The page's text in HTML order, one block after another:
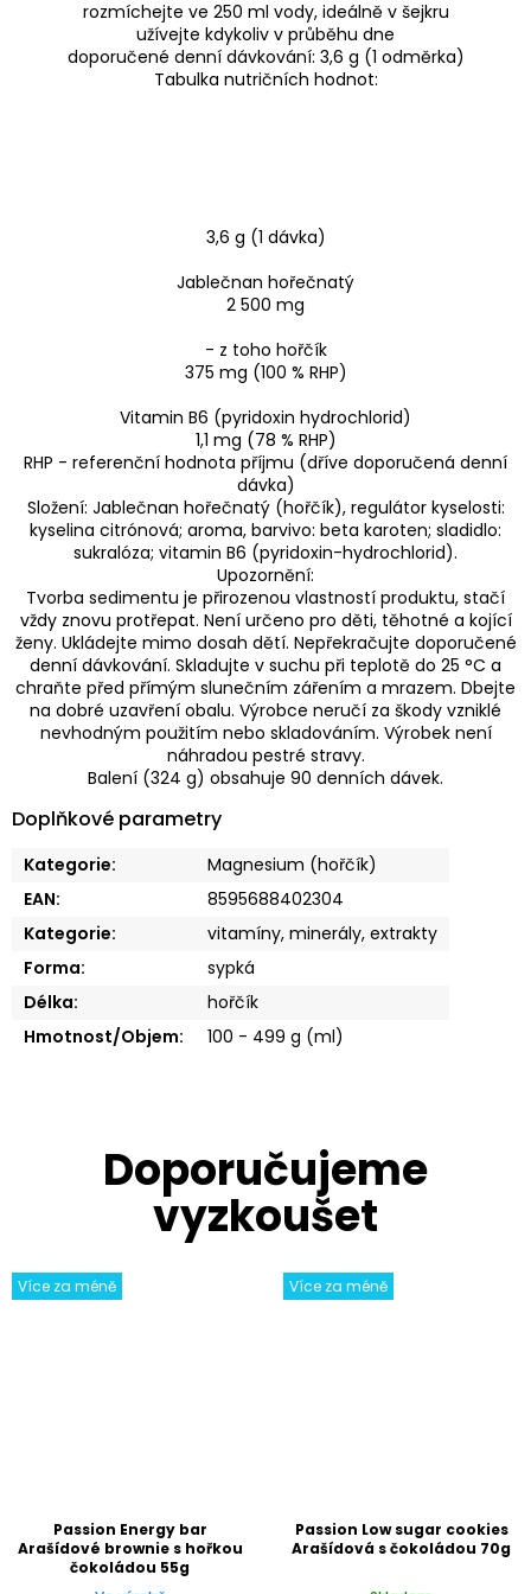
Více za méně
Passion Energy bar
Arašídové brownie s hořkou
čokoládou 55g
Více za méně
Passion Low sugar cookies
Arašídová s čokoládou 70g
rozmíchejte ve 250 ml vody, ideálně v šejkru
užívejte kdykoliv v průběhu dne
doporučené denní dávkování: 3,6 g (1 odměrka)
Tabulka nutričních hodnot:
3,6 g (1 dávka)
Jablečnan hořečnatý
2 500 mg
- z toho hořčík
375 mg (100 % RHP)
Vitamin B6 (pyridoxin hydrochlorid)
1,1 mg (78 % RHP)
RHP - referenční hodnota příjmu (dříve doporučená denní
dávka)
Složení: Jablečnan hořečnatý (hořčík), regulátor kyselosti:
kyselina citrónová; aroma, barvivo: beta karoten; sladidlo:
sukralóza; vitamin B6 (pyridoxin-hydrochlorid).
Upozornění:
Tvorba sedimentu je přirozenou vlastností produktu, stačí
vždy znovu protřepat. Není určeno pro děti, těhotné a kojící
ženy. Ukládejte mimo dosah dětí. Nepřekračujte doporučené
denní dávkování. Skladujte v suchu při teplotě do 25 °C a
chraňte před přímým slunečním zářením a mrazem. Dbejte
na dobré uzavření obalu. Výrobce neručí za škody vzniklé
nevhodným použitím nebo skladováním. Výrobek není
náhradou pestré stravy.
Balení (324 g) obsahuje 90 denních dávek.
Doplňkové parametry
Kategorie:
Magnesium (hořčík)
EAN:
8595688402304
Kategorie:
vitamíny, minerály, extrakty
Forma:
sypká
Délka:
hořčík
Hmotnost/Objem: 100 - 499 g (ml)